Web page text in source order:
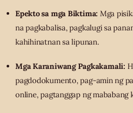
Epekto sa mga Biktima: Mga
na pagkabalisa, pagkalugi sa
kahihinatnan sa lipunan.
Mga Karaniwang Pagkakamali:
pagdodokumento, pag-amin ng
online, pagtanggap ng mababang